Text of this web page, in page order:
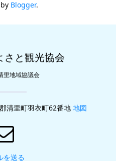
Blogger.
さと観光協会
里地域協議会
清里町羽衣町62番地 地図
を送る